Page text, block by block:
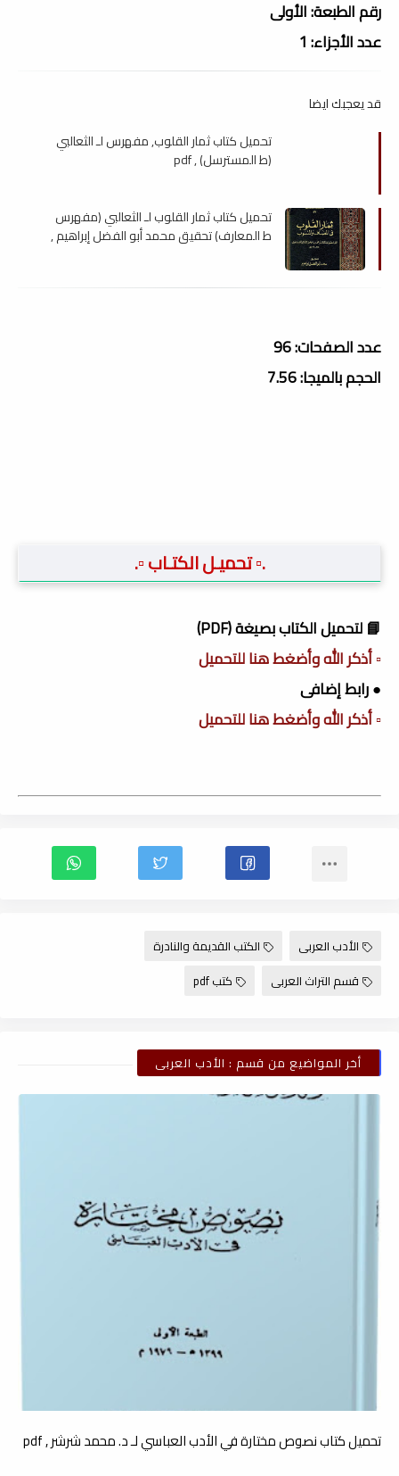
رقم الطبعة: الأولى
عدد الأجزاء: 1
قد يعجبك ايضا
تحميل كتاب ثمار القلوب, مفهرس لـ الثعالبي
(ط المسترسل) , pdf
تحميل كتاب ثمار القلوب لـ الثعالبي (مفهرس
ط المعارف) تحقيق محمد أبو الفضل إبراهيم ,
عدد الصفحات: 96
الحجم بالميجا: 7.56
.▫️ تحميـل الكتـاب ▫️.
📘 لتحميل الكتاب بصيغة (PDF)
▫️ أذكر الله وأضغط هنا للتحميل
● رابط إضافى
▫️ أذكر الله وأضغط هنا للتحميل
الأدب العربى
الكتب القديمة والنادرة
قسم التراث العربى
كتب pdf
أخر المواضيع من قسم : الأدب العربى
تحميل كتاب نصوص مختارة في الأدب العباسي لـ د. محمد شرشر , pdf